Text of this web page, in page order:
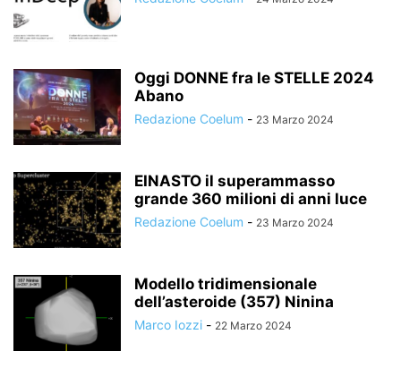
Oggi DONNE fra le STELLE 2024
Abano
Redazione Coelum - 23 Marzo 2024
EINASTO il superammasso
grande 360 milioni di anni luce
Redazione Coelum - 23 Marzo 2024
Modello tridimensionale
dell’asteroide (357) Ninina
Marco Iozzi - 22 Marzo 2024